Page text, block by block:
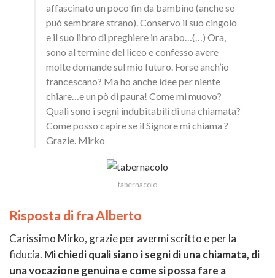
affascinato un poco fin da bambino (anche se
può sembrare strano). Conservo il suo cingolo
e il suo libro di preghiere in arabo…(…) Ora,
sono al termine del liceo e confesso avere
molte domande sul mio futuro. Forse anch’io
francescano? Ma ho anche idee per niente
chiare…e un pò di paura! Come mi muovo?
Quali sono i segni indubitabili di una chiamata?
Come posso capire se il Signore mi chiama ?
Grazie. Mirko
tabernacolo
Risposta di fra Alberto
Carissimo Mirko, grazie per avermi scritto e per la
fiducia. Mi chiedi quali siano i segni di una chiamata, di
una vocazione genuina e come si possa fare a